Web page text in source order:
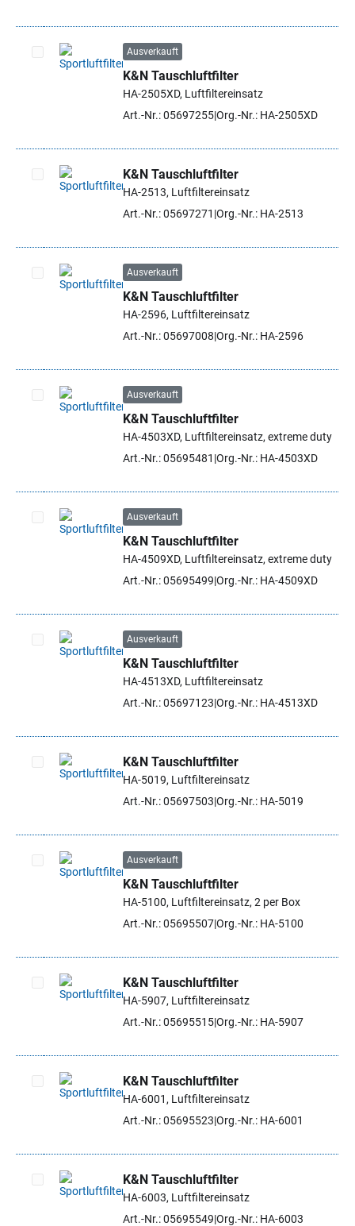
Artikel auswählen
Ausverkauft
K&N Tauschluftfilter
HA-2505XD, Luftfiltereinsatz
Art.-Nr.: 05697255Org.-Nr.: HA-2505XD
Artikel auswählen
K&N Tauschluftfilter
HA-2513, Luftfiltereinsatz
Art.-Nr.: 05697271 Org.-Nr.: HA-2513
Artikel auswählen
Ausverkauft
K&N Tauschluftfilter
HA-2596, Luftfiltereinsatz
Art.-Nr.: 05697008 Org.-Nr.: HA-2596
Artikel auswählen
Ausverkauft
K&N Tauschluftfilter
HA-4503XD, Luftfiltereinsatz, extreme duty
Art.-Nr.: 05695481 Org.-Nr.: HA-4503XD
Artikel auswählen
Ausverkauft
K&N Tauschluftfilter
HA-4509XD, Luftfiltereinsatz, extreme duty
Art.-Nr.: 05695499 Org.-Nr.: HA-4509XD
Artikel auswählen
Ausverkauft
K&N Tauschluftfilter
HA-4513XD, Luftfiltereinsatz
Art.-Nr.: 05697123 Org.-Nr.: HA-4513XD
Artikel auswählen
K&N Tauschluftfilter
HA-5019, Luftfiltereinsatz
Art.-Nr.: 05697503 Org.-Nr.: HA-5019
Artikel auswählen
Ausverkauft
K&N Tauschluftfilter
HA-5100, Luftfiltereinsatz, 2 per Box
Art.-Nr.: 05695507Org.-Nr.: HA-5100
Artikel auswählen
K&N Tauschluftfilter
HA-5907, Luftfiltereinsatz
Art.-Nr.: 05695515Org.-Nr.: HA-5907
Artikel auswählen
K&N Tauschluftfilter
HA-6001, Luftfiltereinsatz
Art.-Nr.: 05695523 Org.-Nr.: HA-6001
Artikel auswählen
K&N Tauschluftfilter
HA-6003, Luftfiltereinsatz
Art.-Nr.: 05695549 Org.-Nr.: HA-6003